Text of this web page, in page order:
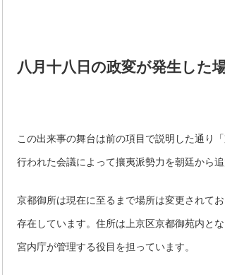
八月十八日の政変が発生した
この出来事の舞台は前の項目で説明した通り
行われた会議によって攘夷派勢力を朝廷から
京都御所は現在に至るまで場所は変更されて
存在しています。住所は上京区京都御苑内と
宮内庁が管理する役目を担っています。